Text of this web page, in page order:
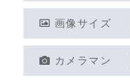
画像サイズ
カメラマン